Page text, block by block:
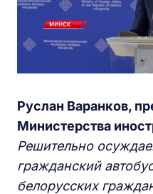
Руслан Варанков,
Министерства
Решительно
гражданский
белорусских